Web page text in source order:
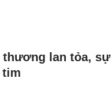
thương lan tỏa,
tim